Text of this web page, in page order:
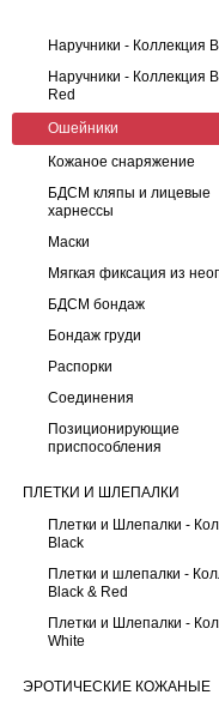
Наручники - Коллекция
Наручники - Коллекция
Red
Ошейники
Кожаное снаряжение
БДСМ кляпы и лицевые
харнессы
Маски
Мягкая фиксация из
БДСМ бондаж
Бондаж груди
Распорки
Соединения
Позиционирующие
приспособления
ПЛЕТКИ И ШЛЕПАЛКИ
Плетки и Шлепалки -
Black
Плетки и шлепалки -
Black & Red
Плетки и Шлепалки -
White
ЭРОТИЧЕСКИЕ КОЖАНЫЕ